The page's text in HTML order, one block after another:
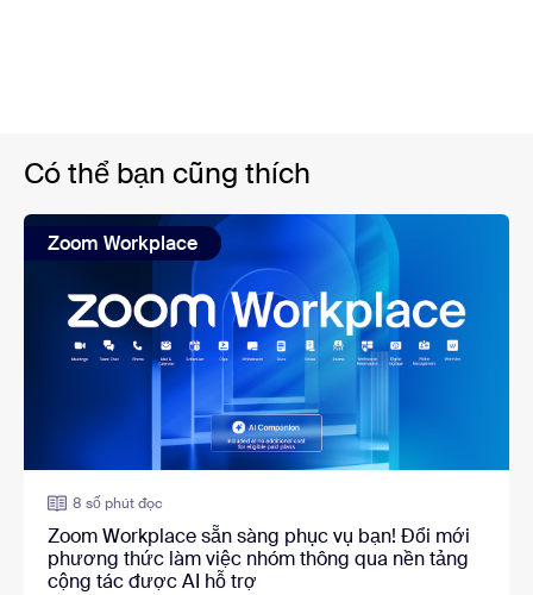
Có thể bạn cũng thích
Zoom Workplace
8 số phút đọc
Zoom Workplace sẵn sàng phục vụ bạn! Đổi mới
phương thức làm việc nhóm thông qua nền tảng
cộng tác được AI hỗ trợ